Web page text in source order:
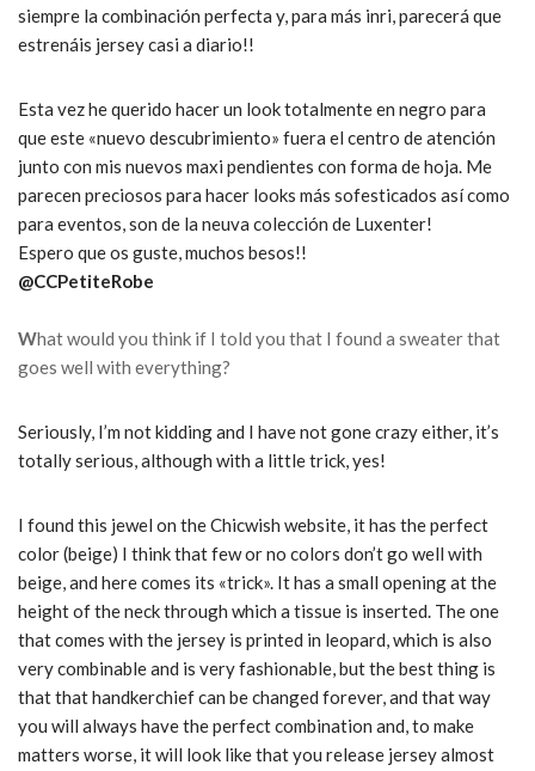
siempre la combinación perfecta y, para más inri, parecerá que
estrenáis jersey casi a diario!!
Esta vez he querido hacer un look totalmente en negro para
que este «nuevo descubrimiento» fuera el centro de atención
junto con mis nuevos maxi pendientes con forma de hoja. Me
parecen preciosos para hacer looks más sofesticados así como
para eventos, son de la neuva colección de Luxenter!
Espero que os guste, muchos besos!!
@CCPetiteRobe
What would you think if I told you that I found a sweater that
goes well with everything?
Seriously, I’m not kidding and I have not gone crazy either, it’s
totally serious, although with a little trick, yes!
I found this jewel on the Chicwish website, it has the perfect
color (beige) I think that few or no colors don’t go well with
beige, and here comes its «trick». It has a small opening at the
height of the neck through which a tissue is inserted. The one
that comes with the jersey is printed in leopard, which is also
very combinable and is very fashionable, but the best thing is
that that handkerchief can be changed forever, and that way
you will always have the perfect combination and, to make
matters worse, it will look like that you release jersey almost